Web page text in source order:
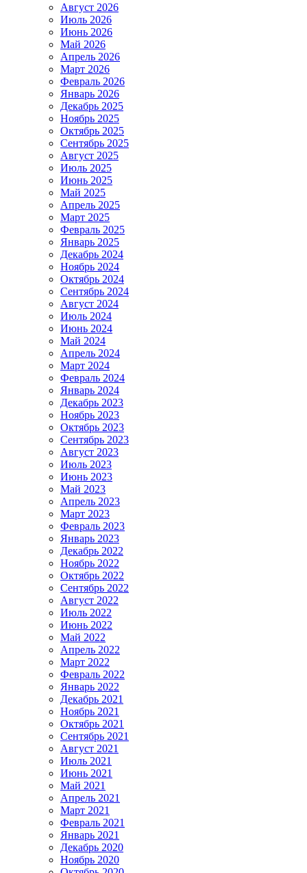
Август 2026
Июль 2026
Июнь 2026
Май 2026
Апрель 2026
Март 2026
Февраль 2026
Январь 2026
Декабрь 2025
Ноябрь 2025
Октябрь 2025
Сентябрь 2025
Август 2025
Июль 2025
Июнь 2025
Май 2025
Апрель 2025
Март 2025
Февраль 2025
Январь 2025
Декабрь 2024
Ноябрь 2024
Октябрь 2024
Сентябрь 2024
Август 2024
Июль 2024
Июнь 2024
Май 2024
Апрель 2024
Март 2024
Февраль 2024
Январь 2024
Декабрь 2023
Ноябрь 2023
Октябрь 2023
Сентябрь 2023
Август 2023
Июль 2023
Июнь 2023
Май 2023
Апрель 2023
Март 2023
Февраль 2023
Январь 2023
Декабрь 2022
Ноябрь 2022
Октябрь 2022
Сентябрь 2022
Август 2022
Июль 2022
Июнь 2022
Май 2022
Апрель 2022
Март 2022
Февраль 2022
Январь 2022
Декабрь 2021
Ноябрь 2021
Октябрь 2021
Сентябрь 2021
Август 2021
Июль 2021
Июнь 2021
Май 2021
Апрель 2021
Март 2021
Февраль 2021
Январь 2021
Декабрь 2020
Ноябрь 2020